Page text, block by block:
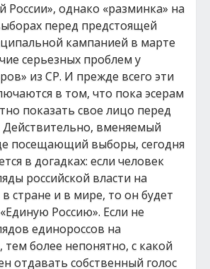
России», однако «разминка» на
перед предстоящей
кампанией в марте
серьезных проблем у
из СР. И прежде всего эти
в том, что пока эсерам
показать свое лицо перед
Действительно, вменяемый
посещающий выборы, сегодня
в догадках: если человек
российской власти на
стране и в мире, то он будет
Россию». Если не
единороссов на
более непонятно, с какой
отдавать собственный голос